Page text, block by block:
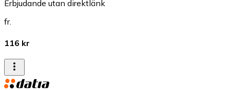
Erbjudande utan direktlänk
fr.
116 kr